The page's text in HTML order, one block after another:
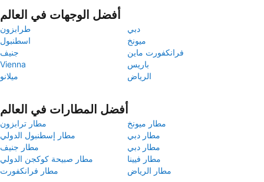
أفضل الوجهات في العالم
طرابزون
دبي
اسطنبول
ميونخ
جنيف
فرانكفورت ماين
Vienna
باريس
ميلانو
الرياض
أفضل المطارات في العالم
مطار ترابزون
مطار ميونخ
مطار إسطنبول الدولي
مطار دبي
مطار جنيف
مطار دبي
مطار صبيحة كوكجن الدولي
مطار فيينا
مطار فرانكفورت
مطار الرياض